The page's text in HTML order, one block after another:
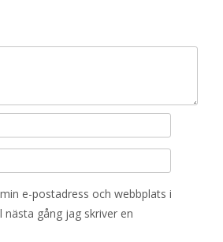
e-postadress och webbplats i
nästa gång jag skriver en